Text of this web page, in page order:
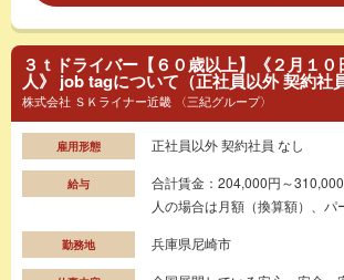
３ｔドライバー【６０歳以上】《２月１
人》 job tagについて（正社員以外 契約社
株式会社 ＳＫライナー近畿 〈三紀グループ〉
雇用形態 正社員以外 契約社員 なし
給与
合計賃金：204,000円～
人の場合は月額（換算額）、パ
勤務地 兵庫県尼崎市